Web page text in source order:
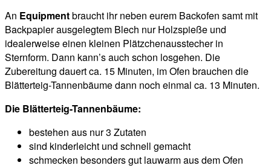
An Equipmentbraucht ihr neben eurem Backofen samt mit
Backpapier ausgelegtem Blech nur Holzspieße und
idealerweise einen kleinen Plätzchenausstecher in
Sternform. Dann kann’s auch schon losgehen. Die
Zubereitung dauert ca. 15 Minuten, im Ofen brauchen die
Blätterteig-Tannenbäume dann noch einmal ca. 13 Minuten.
Die Blätterteig-Tannenbäume:
bestehen aus nur 3 Zutaten
sind kinderleicht und schnell gemacht
schmecken besonders gut lauwarm aus dem Ofen